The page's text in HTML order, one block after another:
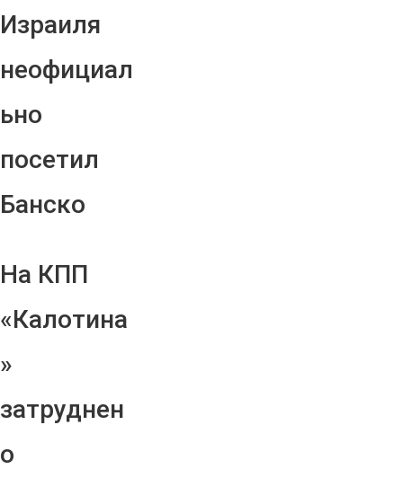
Израиля
неофициал
ьно
посетил
Банско
На КПП
«Калотина
»
затруднен
о